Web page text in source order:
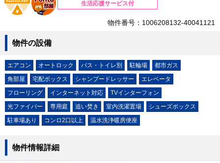
生活応援サービス付
物件番号：1006208132-40041121
物件の設備
エアコン オートロック バス・トイレ別 駐輪場
都市ガス
角部屋
宅配ボックス シャンプードレッサー
エレベータ
フローリング
インターネット対応
TVインターフォン
光ファイバー
専用庭 追い焚き 室内洗濯置場
シューズボックス
駐車場あり
コンロ2口以上 温水洗浄暖房便座
物件情報詳細